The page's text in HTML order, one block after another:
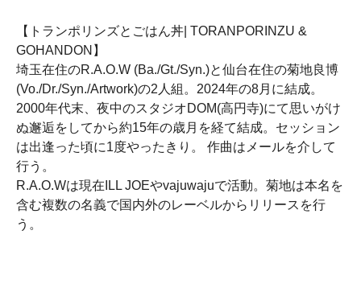
【トランポリンズとごはん丼| TORANPORINZU &
GOHANDON】
埼玉在住のR.A.O.W (Ba./Gt./Syn.)と仙台在住の菊地良博
(Vo./Dr./Syn./Artwork)の2人組。2024年の8月に結成。
2000年代末、夜中のスタジオDOM(高円寺)にて思いがけ
ぬ邂逅をしてから約15年の歳月を経て結成。セッション
は出逢った頃に1度やったきり。 作曲はメールを介して
行う。
R.A.O.Wは現在ILL JOEやvajuwajuで活動。菊地は本名を
含む複数の名義で国内外のレーベルからリリースを行
う。